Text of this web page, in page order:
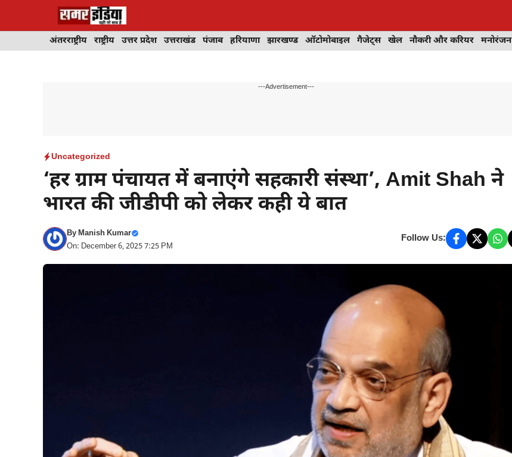
अंतरराष्ट्रीय राष्ट्रीय उत्तर प्रदेश उत्तराखंड पंजाब हरियाणा झारखण्ड ऑटोमोबाइल गैजेट्स खेल नौकरी और करियर मनोरंजन
---Advertisement---
Uncategorized
‘हर ग्राम पंचायत में बनाएंगे सहकारी संस्था’, Amit Shah ने
भारत की जीडीपी को लेकर कही ये बात
ByManish Kumar
On: December 6, 2025 7:25 PM
Follow Us: